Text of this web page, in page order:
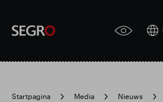
accessibility
Startpagina Media Nieuws